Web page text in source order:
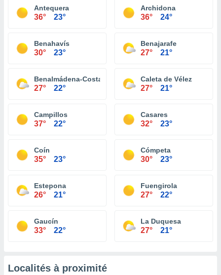
Antequera
36° 23°
Archidona
36° 24°
Benahavís
30° 23°
Benajarafe
27° 21°
Benalmádena-Costa
27° 22°
Caleta de Vélez
27° 21°
Campillos
37° 22°
Casares
32° 23°
Coín
35° 23°
Cómpeta
30° 23°
Estepona
26° 21°
Fuengirola
27° 22°
Gaucín
33° 22°
La Duquesa
27° 21°
Localités à proximité